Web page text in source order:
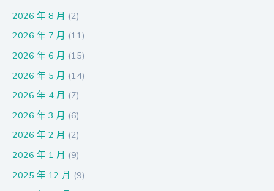
2026 年 8 月 (2)
2026 年 7 月 (11)
2026 年 6 月 (15)
2026 年 5 月 (14)
2026 年 4 月 (7)
2026 年 3 月 (6)
2026 年 2 月 (2)
2026 年 1 月 (9)
2025 年 12 月 (9)